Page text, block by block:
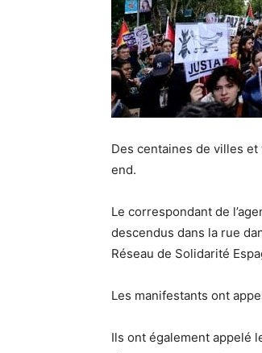
Des centaines de villes
end.
Le correspondant de
descendus dans la rue
Réseau de Solidarité
Les manifestants ont
Ils ont également appelé